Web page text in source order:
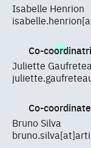
Isabelle Henrion
Co-
Juliette
Co-
Bruno Silva